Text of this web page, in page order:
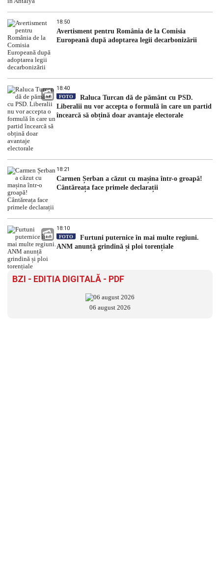
18:50
Avertisment pentru România de la Comisia
Europeană după adoptarea legii decarbonizării
18:40
FOTO
Raluca Turcan dă de pământ cu PSD.
Liberalii nu vor accepta o formulă în care un partid
încearcă să obțină doar avantaje electorale
18:21
Carmen Șerban a căzut cu mașina într-o groapă!
Cântăreața face primele declarații
18:10
FOTO
Furtuni puternice în mai multe regiuni.
ANM anunță grindină și ploi torențiale
BZI - EDITIA DIGITALĂ - PDF
06 august 2026